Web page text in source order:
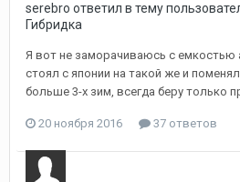
serebro ответил в тему
Гибридка
Я вот не заморачиваюсь с емкостью
стоял с японии на такой же и
больше 3-х зим, всегда беру только
20 ноября 2016 37 ответов